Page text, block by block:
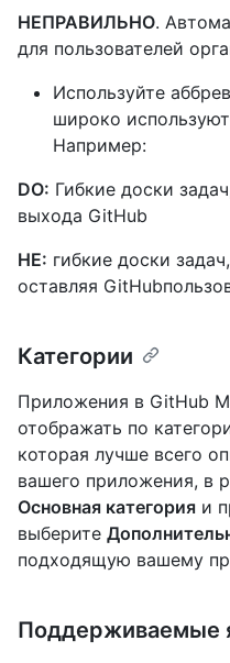
НЕПРАВИЛЬНО.
для пользователей
Используйте
широко
Например:
DO: Гибкие доски
выхода GitHub
НЕ: гибкие доски
оставляя
Категории
Приложения в GitHub
отображать по
которая лучше всего
вашего приложения, в
Основная категория и
выберите
подходящую вашему
Поддерживаемые